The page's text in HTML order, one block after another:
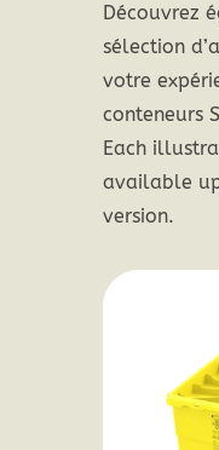
Découvrez
sélection
votre
conteneurs
Each
available
version.